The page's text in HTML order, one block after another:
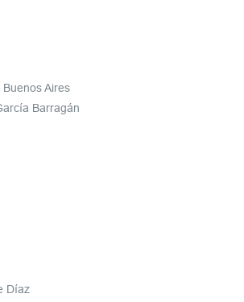
Aires
Barragán
Díaz